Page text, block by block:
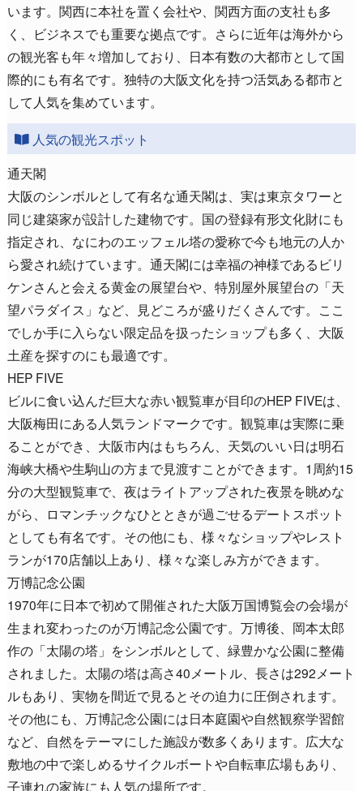
います。関西に本社を置く会社や、関西方面の支社も多
く、ビジネスでも重要な拠点です。さらに近年は海外から
の観光客も年々増加しており、日本有数の大都市として国
際的にも有名です。独特の大阪文化を持つ活気ある都市と
して人気を集めています。
人気の観光スポット
通天閣
大阪のシンボルとして有名な通天閣は、実は東京タワーと
同じ建築家が設計した建物です。国の登録有形文化財にも
指定され、なにわのエッフェル塔の愛称で今も地元の人か
ら愛され続けています。通天閣には幸福の神様であるビリ
ケンさんと会える黄金の展望台や、特別屋外展望台の「天
望パラダイス」など、見どころが盛りだくさんです。ここ
でしか手に入らない限定品を扱ったショップも多く、大阪
土産を探すのにも最適です。
HEP FIVE
ビルに食い込んだ巨大な赤い観覧車が目印のHEP FIVEは、
大阪梅田にある人気ランドマークです。観覧車は実際に乗
ることができ、大阪市内はもちろん、天気のいい日は明石
海峡大橋や生駒山の方まで見渡すことができます。1周約15
分の大型観覧車で、夜はライトアップされた夜景を眺めな
がら、ロマンチックなひとときが過ごせるデートスポット
としても有名です。その他にも、様々なショップやレスト
ランが170店舗以上あり、様々な楽しみ方ができます。
万博記念公園
1970年に日本で初めて開催された大阪万国博覧会の会場が
生まれ変わったのが万博記念公園です。万博後、岡本太郎
作の「太陽の塔」をシンボルとして、緑豊かな公園に整備
されました。太陽の塔は高さ40メートル、長さは292メート
ルもあり、実物を間近で見るとその迫力に圧倒されます。
その他にも、万博記念公園には日本庭園や自然観察学習館
など、自然をテーマにした施設が数多くあります。広大な
敷地の中で楽しめるサイクルボートや自転車広場もあり、
子連れの家族にも人気の場所です。